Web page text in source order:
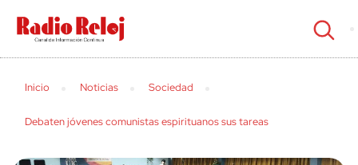
cerrar
Inicio Noticias Sociedad
Debaten jóvenes comunistas espirituanos sus tareas